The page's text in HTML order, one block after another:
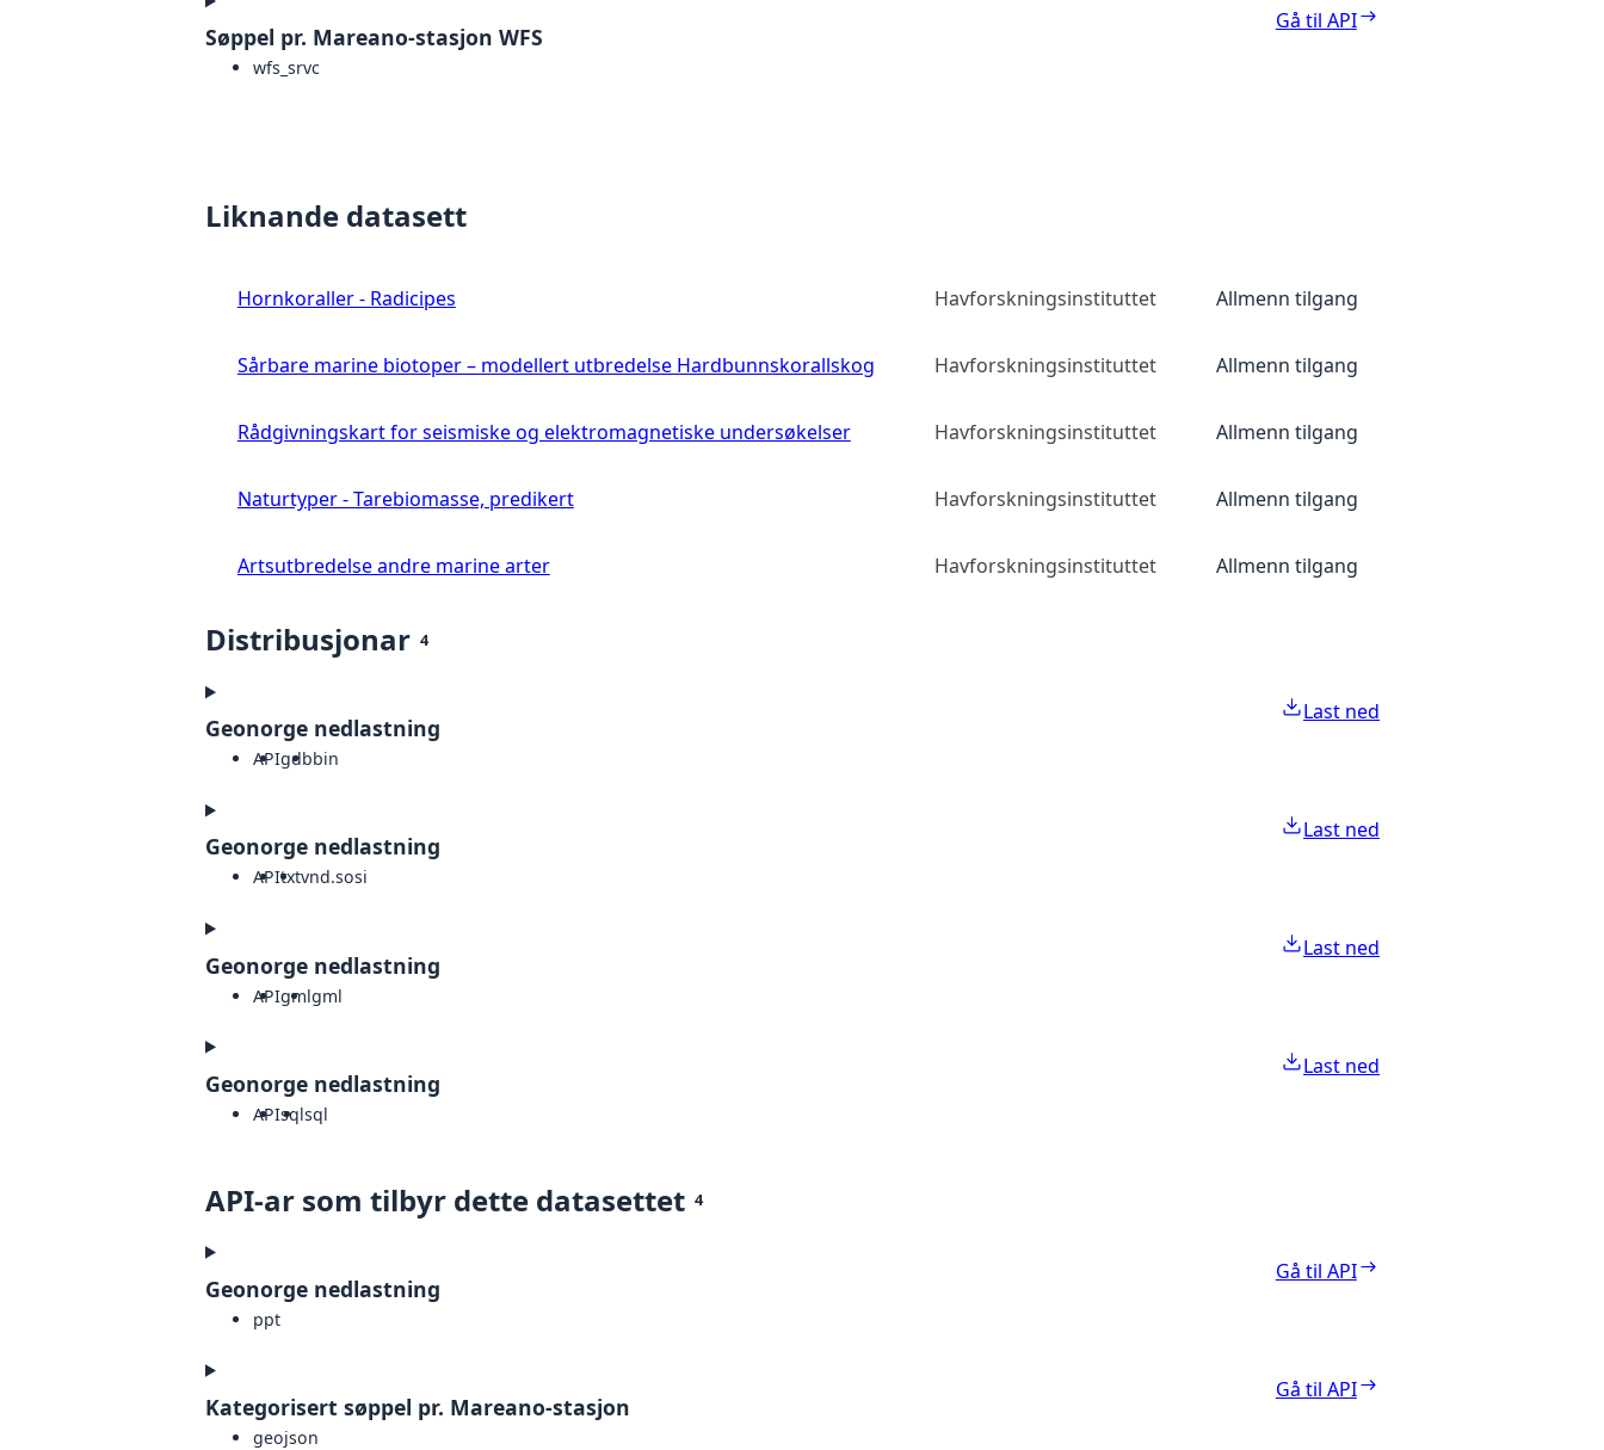
Søppel pr. Mareano-stasjon WFS
wfs_srvc
Gå til API
Liknande datasett
Hornkoraller - Radicipes Havforskningsinstituttet Allmenn tilgang
Sårbare marine biotoper – modellert utbredelse Hardbunnskorallskog Havforskningsinstituttet Allmenn tilgang
Rådgivningskart for seismiske og elektromagnetiske undersøkelser Havforskningsinstituttet Allmenn tilgang
Naturtyper - Tarebiomasse, predikert Havforskningsinstituttet Allmenn tilgang
Artsutbredelse andre marine arter Havforskningsinstituttet Allmenn tilgang
Distribusjonar 4
Geonorge nedlastning
APIgdbbin
Last ned
Geonorge nedlastning
APItxtvnd.sosi
Last ned
Geonorge nedlastning
APIgmlgml
Last ned
Geonorge nedlastning
APIsqlsql
Last ned
API-ar som tilbyr dette datasettet 4
Geonorge nedlastning
ppt
Gå til API
Kategorisert søppel pr. Mareano-stasjon
geojson
Gå til API